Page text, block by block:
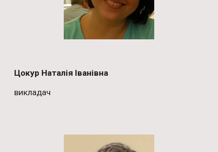
Цокур Наталія Іванівна
викладач